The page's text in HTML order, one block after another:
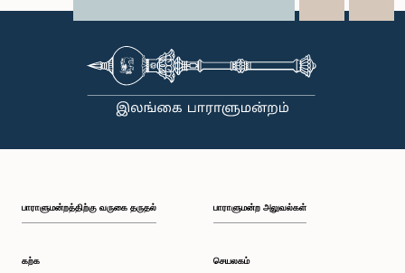
பாராளுமன்றத்திற்கு வருகை தருதல்
கற்க
பாராளுமன்ற அலுவல்கள்
செயலகம்